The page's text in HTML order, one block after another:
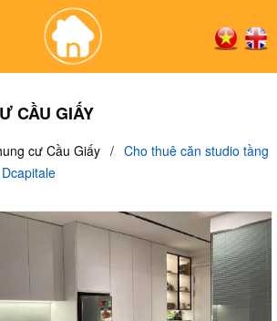
CẦU GIẤY
cư Cầu Giấy / Cho thuê căn studio tầng